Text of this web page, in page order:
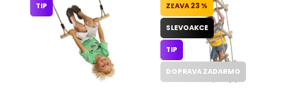
TIP 23 %
SLEVOAKCE
TIP
DOPRAVA ZADARMO